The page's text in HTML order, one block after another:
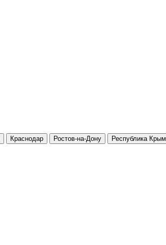
Краснодар Ростов-на-Дону
Республика Крым